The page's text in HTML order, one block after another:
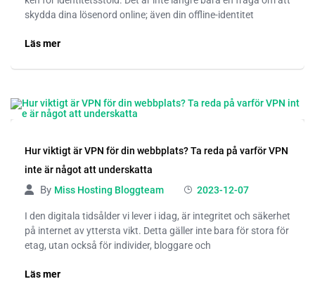
skydda dina lösenord online; även din offline-identitet
Läs mer
Hur viktigt är VPN för din webbplats? Ta reda på varför VPN
inte är något att underskatta
By Miss Hosting Bloggteam 2023-12-07
I den digitala tidsålder vi lever i idag, är integritet och säkerhet
på internet av yttersta vikt. Detta gäller inte bara för stora för
etag, utan också för individer, bloggare och
Läs mer